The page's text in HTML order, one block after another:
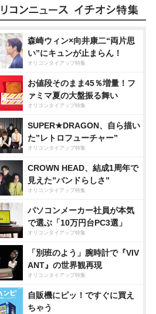
森崎ウィン×向井康二“両片思
い”にキュンが止まらん！
オリコンタイアップ特集
お値段そのまま45％増量！フ
ァミマ夏の大盤振る舞い
オリコンタイアップ特集
SUPER★DRAGON、自ら描い
た”レトロフューチャー”
オリコンタイアップ特集
CROWN HEAD、結成1周年で
見えた”バンドらしさ”
オリコンタイアップ特集
パソコンメーカー社員が本気
で選ぶ「10万円台PC3選」
オリコンタイアップ特集
「別班のよう」腕時計で『VIV
ANT』の世界観再現
オリコンタイアップ特集
自販機にピッ！ですぐに買え
ちゃう